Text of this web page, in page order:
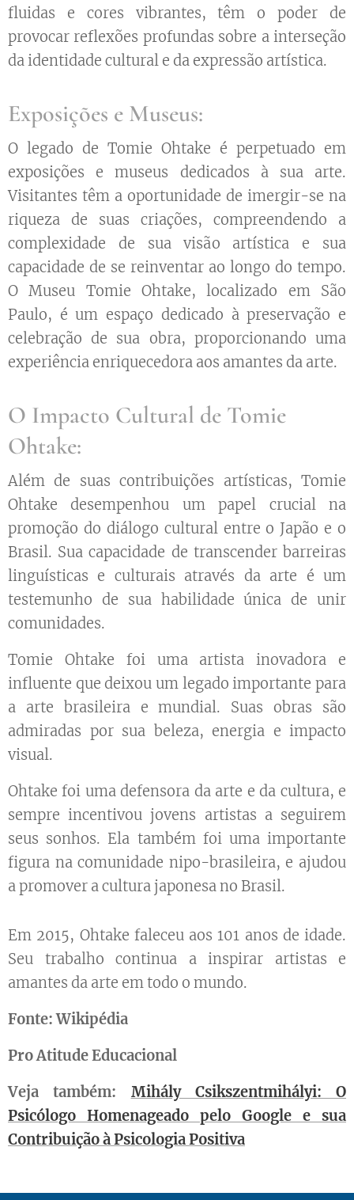
fluidas e cores vibrantes, têm o poder de
provocar reflexões profundas sobre a interseção
da identidade cultural e da expressão artística.
Exposições e Museus:
O legado de Tomie Ohtake é perpetuado em
exposições e museus dedicados à sua arte.
Visitantes têm a oportunidade de imergir-se na
riqueza de suas criações, compreendendo a
complexidade de sua visão artística e sua
capacidade de se reinventar ao longo do tempo.
O Museu Tomie Ohtake, localizado em São
Paulo, é um espaço dedicado à preservação e
celebração de sua obra, proporcionando uma
experiência enriquecedora aos amantes da arte.
O Impacto Cultural de Tomie
Ohtake:
Além de suas contribuições artísticas, Tomie
Ohtake desempenhou um papel crucial na
promoção do diálogo cultural entre o Japão e o
Brasil. Sua capacidade de transcender barreiras
linguísticas e culturais através da arte é um
testemunho de sua habilidade única de unir
comunidades.
Tomie Ohtake foi uma artista inovadora e
influente que deixou um legado importante para
a arte brasileira e mundial. Suas obras são
admiradas por sua beleza, energia e impacto
visual.
Ohtake foi uma defensora da arte e da cultura, e
sempre incentivou jovens artistas a seguirem
seus sonhos. Ela também foi uma importante
figura na comunidade nipo-brasileira, e ajudou
a promover a cultura japonesa no Brasil.
Em 2015, Ohtake faleceu aos 101 anos de idade.
Seu trabalho continua a inspirar artistas e
amantes da arte em todo o mundo.
Fonte: Wikipédia
Pro Atitude Educacional
Veja também: Mihály Csikszentmihályi: O
Psicólogo Homenageado pelo Google e sua
Contribuição à Psicologia Positiva